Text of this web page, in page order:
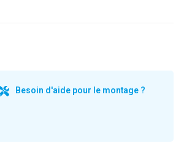
Besoin d'aide pour le montage ?